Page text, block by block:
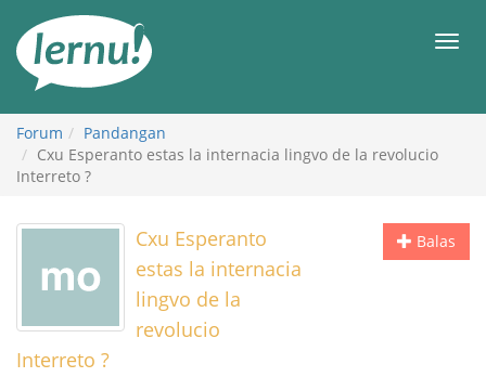
daftar
Forum
Pandangan
Cxu Esperanto estas la internacia lingvo de la revolucio
Interreto ?
Balas
Cxu Esperanto
estas la internacia
lingvo de la
revolucio
Interreto ?